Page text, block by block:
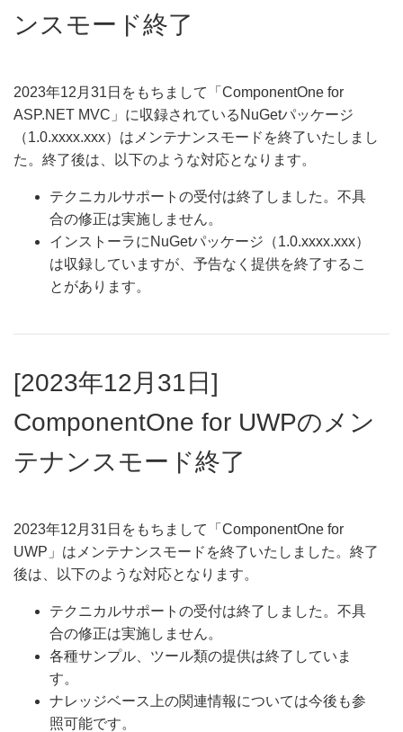
ンスモード終了
2023年12月31日をもちまして「ComponentOne for
ASP.NET MVC」に収録されているNuGetパッケージ
（1.0.xxxx.xxx）はメンテナンスモードを終了いたしまし
た。終了後は、以下のような対応となります。​
テクニカルサポートの受付は終了しました。不具
合の修正は実施しません。​
インストーラにNuGetパッケージ（1.0.xxxx.xxx）
は収録していますが、予告なく提供を終了するこ
とがあります。​
[2023年12月31日]
ComponentOne for UWPのメン
テナンスモード終了
2023年12月31日をもちまして「ComponentOne for
UWP」はメンテナンスモードを終了いたしました。終了
後は、以下のような対応となります。​
テクニカルサポートの受付は終了しました。不具
合の修正は実施しません。​
各種サンプル、ツール類の提供は終了していま
す。​
ナレッジベース上の関連情報については今後も参
照可能です。​